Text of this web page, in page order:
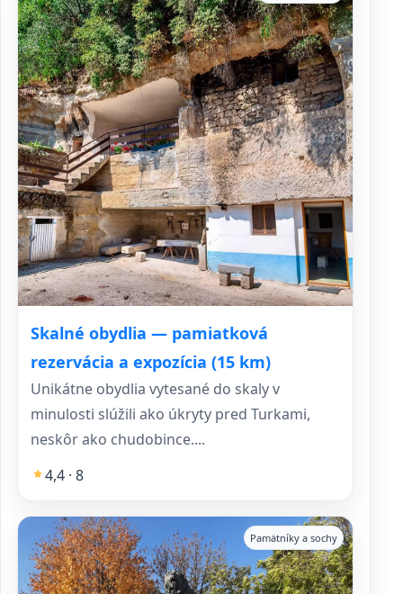
Skalné obydlia — pamiatková
rezervácia a expozícia (15 km)
Unikátne obydlia vytesané do skaly v
minulosti slúžili ako úkryty pred Turkami,
neskôr ako chudobince....
4,4 · 8
Pamätníky a sochy